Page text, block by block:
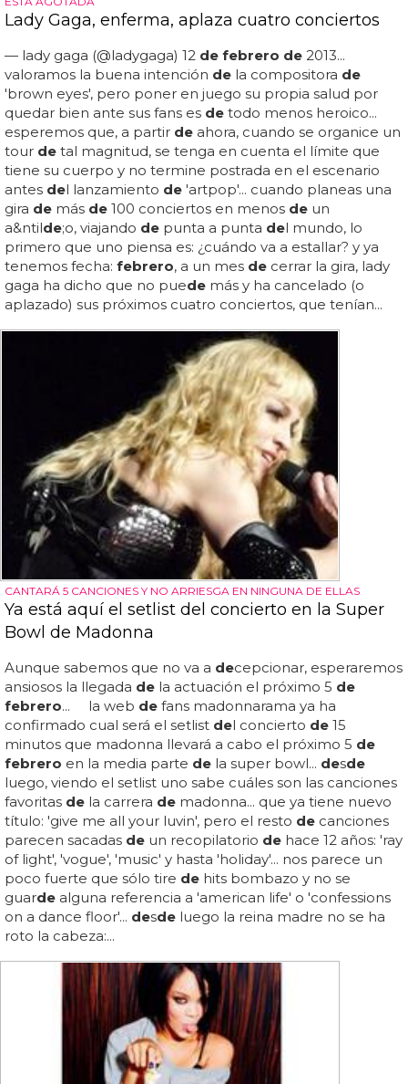
Lady Gaga, enferma, aplaza cuatro conciertos
— lady gaga (@ladygaga) 12 de febrero de 2013...
valoramos la buena intención de la compositora de
'brown eyes', pero poner en juego su propia salud por
quedar bien ante sus fans es de todo menos heroico...
esperemos que, a partir de ahora, cuando se organice un
tour de tal magnitud, se tenga en cuenta el límite que
tiene su cuerpo y no termine postrada en el escenario
antes del lanzamiento de 'artpop'... cuando planeas una
gira de más de 100 conciertos en menos de un
a&ntilde;o, viajando de punta a punta del mundo, lo
primero que uno piensa es: ¿cuándo va a estallar? y ya
tenemos fecha: febrero, a un mes de cerrar la gira, lady
gaga ha dicho que no puede más y ha cancelado (o
aplazado) sus próximos cuatro conciertos, que tenían...
CANTARÁ 5 CANCIONES Y NO ARRIESGA EN NINGUNA DE ELLAS
Ya está aquí el setlist del concierto en la Super
Bowl de Madonna
Aunque sabemos que no va a decepcionar, esperaremos
ansiosos la llegada de la actuación el próximo 5 de
febrero... la web de fans madonnarama ya ha
confirmado cual será el setlist del concierto de 15
minutos que madonna llevará a cabo el próximo 5 de
febrero en la media parte de la super bowl... desde
luego, viendo el setlist uno sabe cuáles son las canciones
favoritas de la carrera de madonna... que ya tiene nuevo
título: 'give me all your luvin', pero el resto de canciones
parecen sacadas de un recopilatorio de hace 12 años: 'ray
of light', 'vogue', 'music' y hasta 'holiday'... nos parece un
poco fuerte que sólo tire de hits bombazo y no se
guarde alguna referencia a 'american life' o 'confessions
on a dance floor'... desde luego la reina madre no se ha
roto la cabeza:...